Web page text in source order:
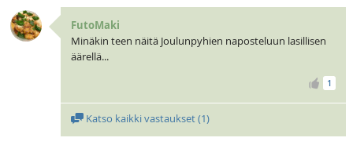
FutoMaki
Minäkin teen näitä Joulunpyhien naposteluun lasillisen
äärellä...
1
Katso kaikki vastaukset (1)